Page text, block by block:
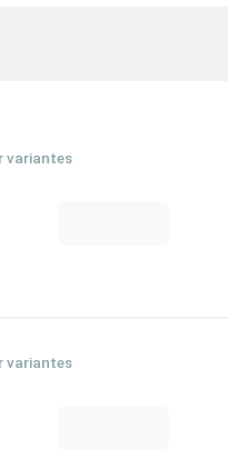
variantes
variantes